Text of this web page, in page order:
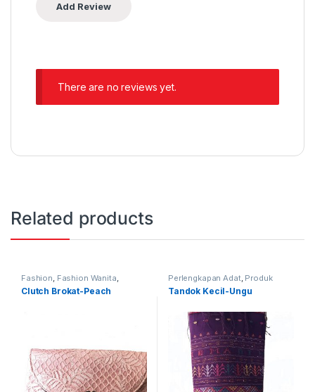
There are no reviews yet.
Related products
Fashion, Fashion Wanita,
Produk Terbaru Tas
Clutch Brokat-Peach
Perlengkapan Adat, Produk
Terbaru, Tandok
Tandok Kecil-Ungu